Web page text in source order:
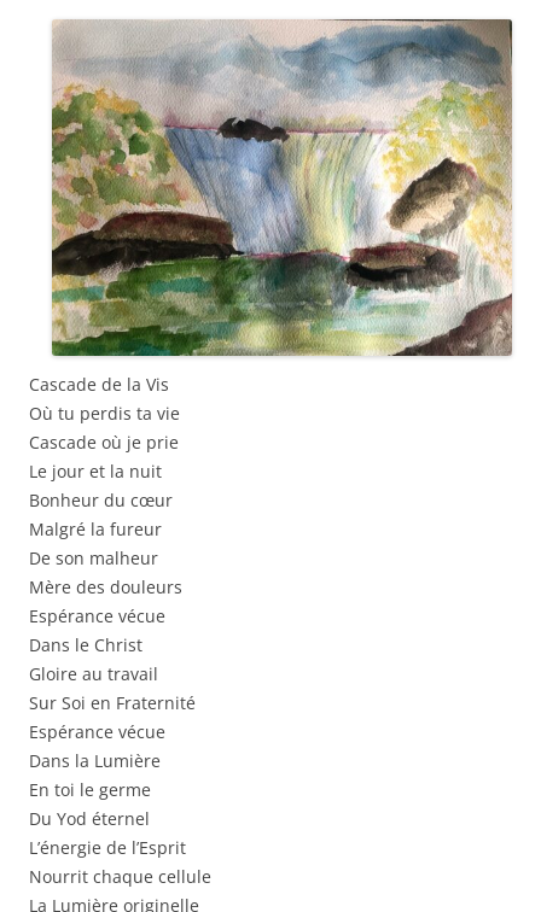
Cascade de la Vis
Où tu perdis ta vie
Cascade où je prie
Le jour et la nuit
Bonheur du cœur
Malgré la fureur
De son malheur
Mère des douleurs
Espérance vécue
Dans le Christ
Gloire au travail
Sur Soi en Fraternité
Espérance vécue
Dans la Lumière
En toi le germe
Du Yod éternel
L’énergie de l’Esprit
Nourrit chaque cellule
La Lumière originelle